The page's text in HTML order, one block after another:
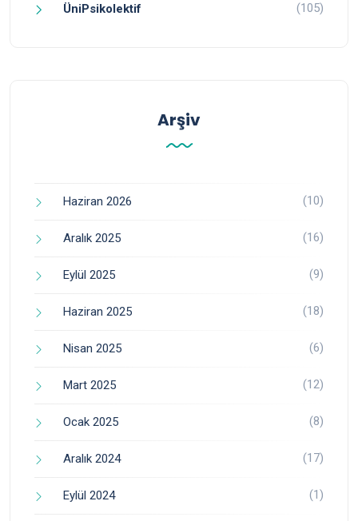
ÜniPsikolektif (105)
Arşiv
Haziran 2026 (10)
Aralık 2025 (16)
Eylül 2025 (9)
Haziran 2025 (18)
Nisan 2025 (6)
Mart 2025 (12)
Ocak 2025 (8)
Aralık 2024 (17)
Eylül 2024 (1)